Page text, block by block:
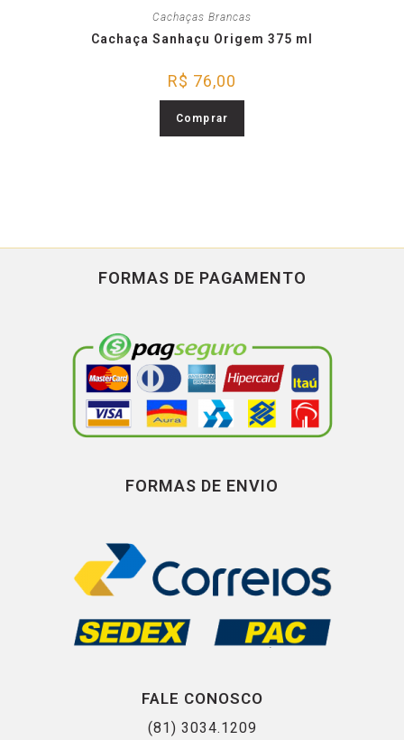
Cachaças Brancas
Cachaça Sanhaçu Origem 375 ml
R$ 76,00
Comprar
FORMAS DE PAGAMENTO
FORMAS DE ENVIO
FALE CONOSCO
(81) 3034.1209